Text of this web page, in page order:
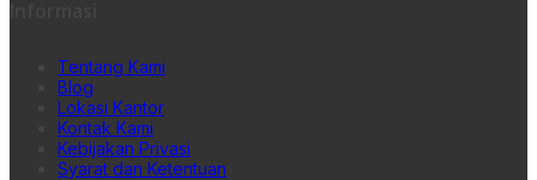
Tentang Kami
Blog
Lokasi Kantor
Kontak Kami
Kebijakan Privasi
Syarat dan Ketentuan